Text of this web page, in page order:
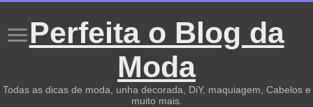
Perfeita o Blog da
Moda
Todas as dicas de moda, unha decorada, DiY, maquiagem, Cabelos e
muito mais.